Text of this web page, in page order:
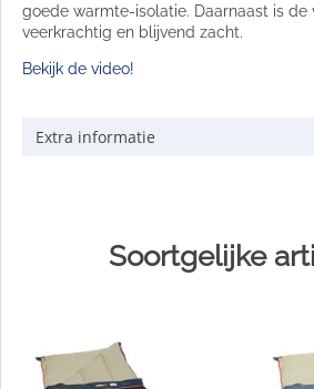
goede warmte-isolatie. Daarnaast is de
veerkrachtig en blijvend zacht.
Bekijk de video!
Extra informatie
Soortgelijke